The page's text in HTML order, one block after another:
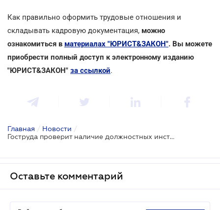
Как правильно оформить трудовые отношения и
складывать кадровую документация, можно
ознакомиться в материалах "ЮРИСТ&ЗАКОН". Вы можете
приобрести полный доступ к электронному изданию
"ЮРИСТ&ЗАКОН" за ссылкой.
Главная / Новости /
Гоструда проверит наличие должностных инструкций
Оставьте комментарий